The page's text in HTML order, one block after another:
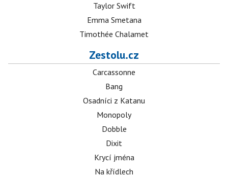
Taylor Swift
Emma Smetana
Timothée Chalamet
Zestolu.cz
Carcassonne
Bang
Osadníci z Katanu
Monopoly
Dobble
Dixit
Krycí jména
Na křídlech